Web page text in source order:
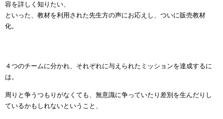
容を詳しく知りたい、
といった、教材を利用された先生方の声にお応えし、ついに販売教材
化。
４つのチームに分かれ、それぞれに与えられたミッションを達成するに
は。
周りと争うつもりがなくても、無意識に争っていたり差別を生んだりし
ているかもしれないということ、